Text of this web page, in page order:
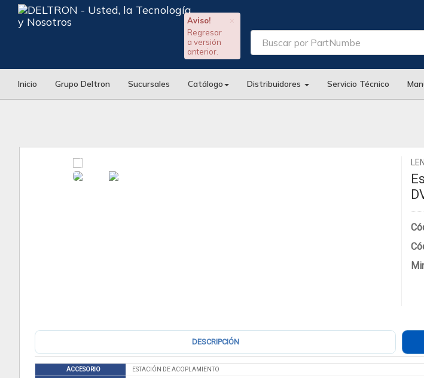
×
Aviso!
Regresar
a versión
anterior.
Inicio Grupo Deltron Sucursales Catálogo Distribuidores Servicio Técnico
DESCRIPCIÓN
ACCESORIO
ESTACIÓN DE ACOPLAMIENTO